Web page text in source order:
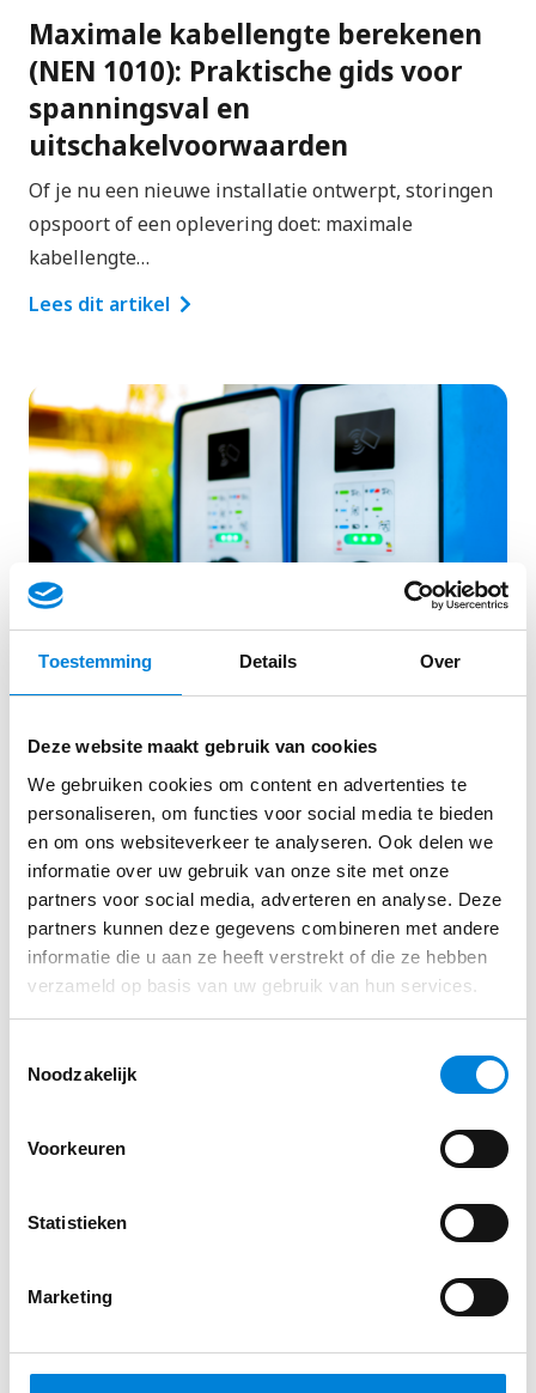
Toestemming Details Over
Deze website maakt gebruik van cookies
We gebruiken cookies om content en advertenties te
personaliseren, om functies voor social media te bieden
en om ons websiteverkeer te analyseren. Ook delen we
informatie over uw gebruik van onze site met onze
partners voor social media, adverteren en analyse. Deze
partners kunnen deze gegevens combineren met andere
informatie die u aan ze heeft verstrekt of die ze hebben
verzameld op basis van uw gebruik van hun services.
Noodzakelijk
Voorkeuren
Statistieken
Marketing
Maximale kabellengte berekenen
(NEN 1010): Praktische gids voor
spanningsval en
uitschakelvoorwaarden
Of je nu een nieuwe installatie ontwerpt, storingen
opspoort of een oplevering doet: maximale
kabellengte…
Lees dit artikel
diagnose en oplossingen voor
elektromonteurs (IEC 61851, OCPP,
CP/PP, aardlek en meer)
Laadpaal storingen zijn voor veel EV-rijders
frustrerend, maar voor de elektromonteur is het een
kans…
Lees dit artikel